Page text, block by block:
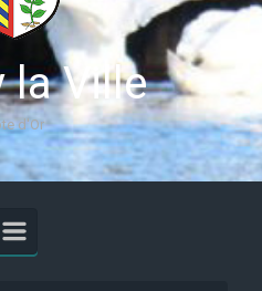
la Ville
d'Or